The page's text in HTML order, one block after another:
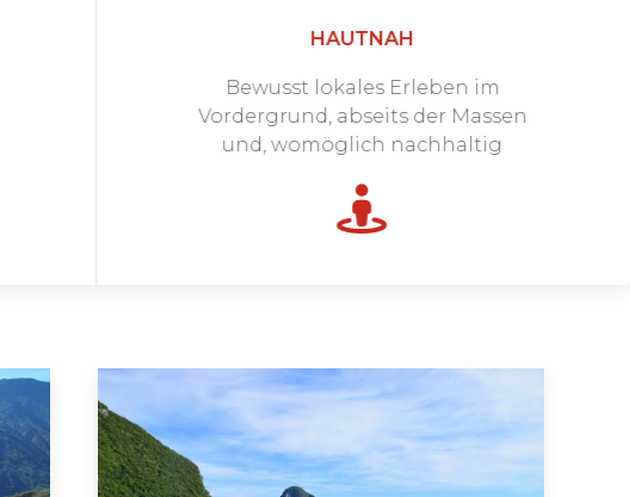
HAUTNAH
Bewusst lokales Erleben im
Vordergrund, abseits der Massen
und, womöglich nachhaltig